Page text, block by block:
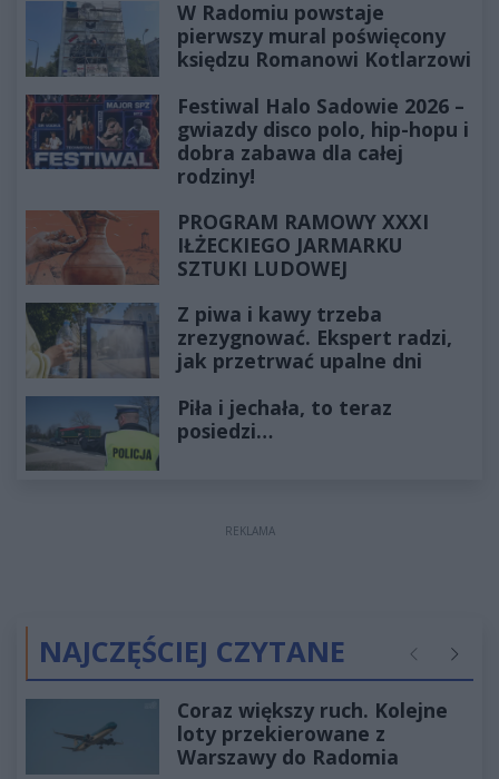
W Radomiu powstaje
pierwszy mural poświęcony
księdzu Romanowi Kotlarzowi
Festiwal Halo Sadowie 2026 –
gwiazdy disco polo, hip-hopu i
dobra zabawa dla całej
rodziny!
PROGRAM RAMOWY XXXI
IŁŻECKIEGO JARMARKU
SZTUKI LUDOWEJ
Z piwa i kawy trzeba
zrezygnować. Ekspert radzi,
jak przetrwać upalne dni
Piła i jechała, to teraz
posiedzi…
REKLAMA
NAJCZĘŚCIEJ CZYTANE Poprzednie
Coraz większy ruch. Kolejne
loty przekierowane z
Warszawy do Radomia